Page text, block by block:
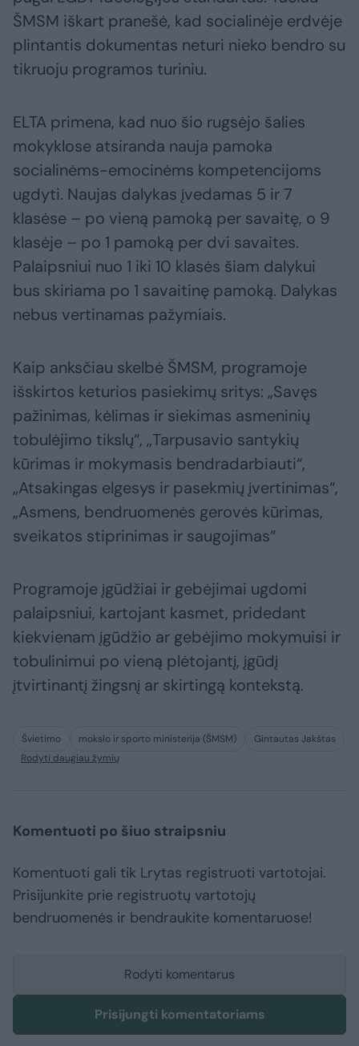
ŠMSM iškart pranešė, kad socialinėje erdvėje
plintantis dokumentas neturi nieko bendro su
tikruoju programos turiniu.
ELTA primena, kad nuo šio rugsėjo šalies
mokyklose atsiranda nauja pamoka
socialinėms-emocinėms kompetencijoms
ugdyti. Naujas dalykas įvedamas 5 ir 7
klasėse – po vieną pamoką per savaitę, o 9
klasėje – po 1 pamoką per dvi savaites.
Palaipsniui nuo 1 iki 10 klasės šiam dalykui
bus skiriama po 1 savaitinę pamoką. Dalykas
nebus vertinamas pažymiais.
Kaip anksčiau skelbė ŠMSM, programoje
išskirtos keturios pasiekimų sritys: „Savęs
pažinimas, kėlimas ir siekimas asmeninių
tobulėjimo tikslų“, „Tarpusavio santykių
kūrimas ir mokymasis bendradarbiauti“,
„Atsakingas elgesys ir pasekmių įvertinimas“,
„Asmens, bendruomenės gerovės kūrimas,
sveikatos stiprinimas ir saugojimas“
Programoje įgūdžiai ir gebėjimai ugdomi
palaipsniui, kartojant kasmet, pridedant
kiekvienam įgūdžio ar gebėjimo mokymuisi ir
tobulinimui po vieną plėtojantį, įgūdį
įtvirtinantį žingsnį ar skirtingą kontekstą.
Švietimo mokslo ir sporto ministerija (ŠMSM)
Gintautas Jakštas
Rodyti daugiau žymių
Komentuoti po šiuo straipsniu
Komentuoti gali tik Lrytas registruoti vartotojai.
Prisijunkite prie registruotų vartotojų
bendruomenės ir bendraukite komentaruose!
Rodyti komentarus
Prisijungti komentatoriams